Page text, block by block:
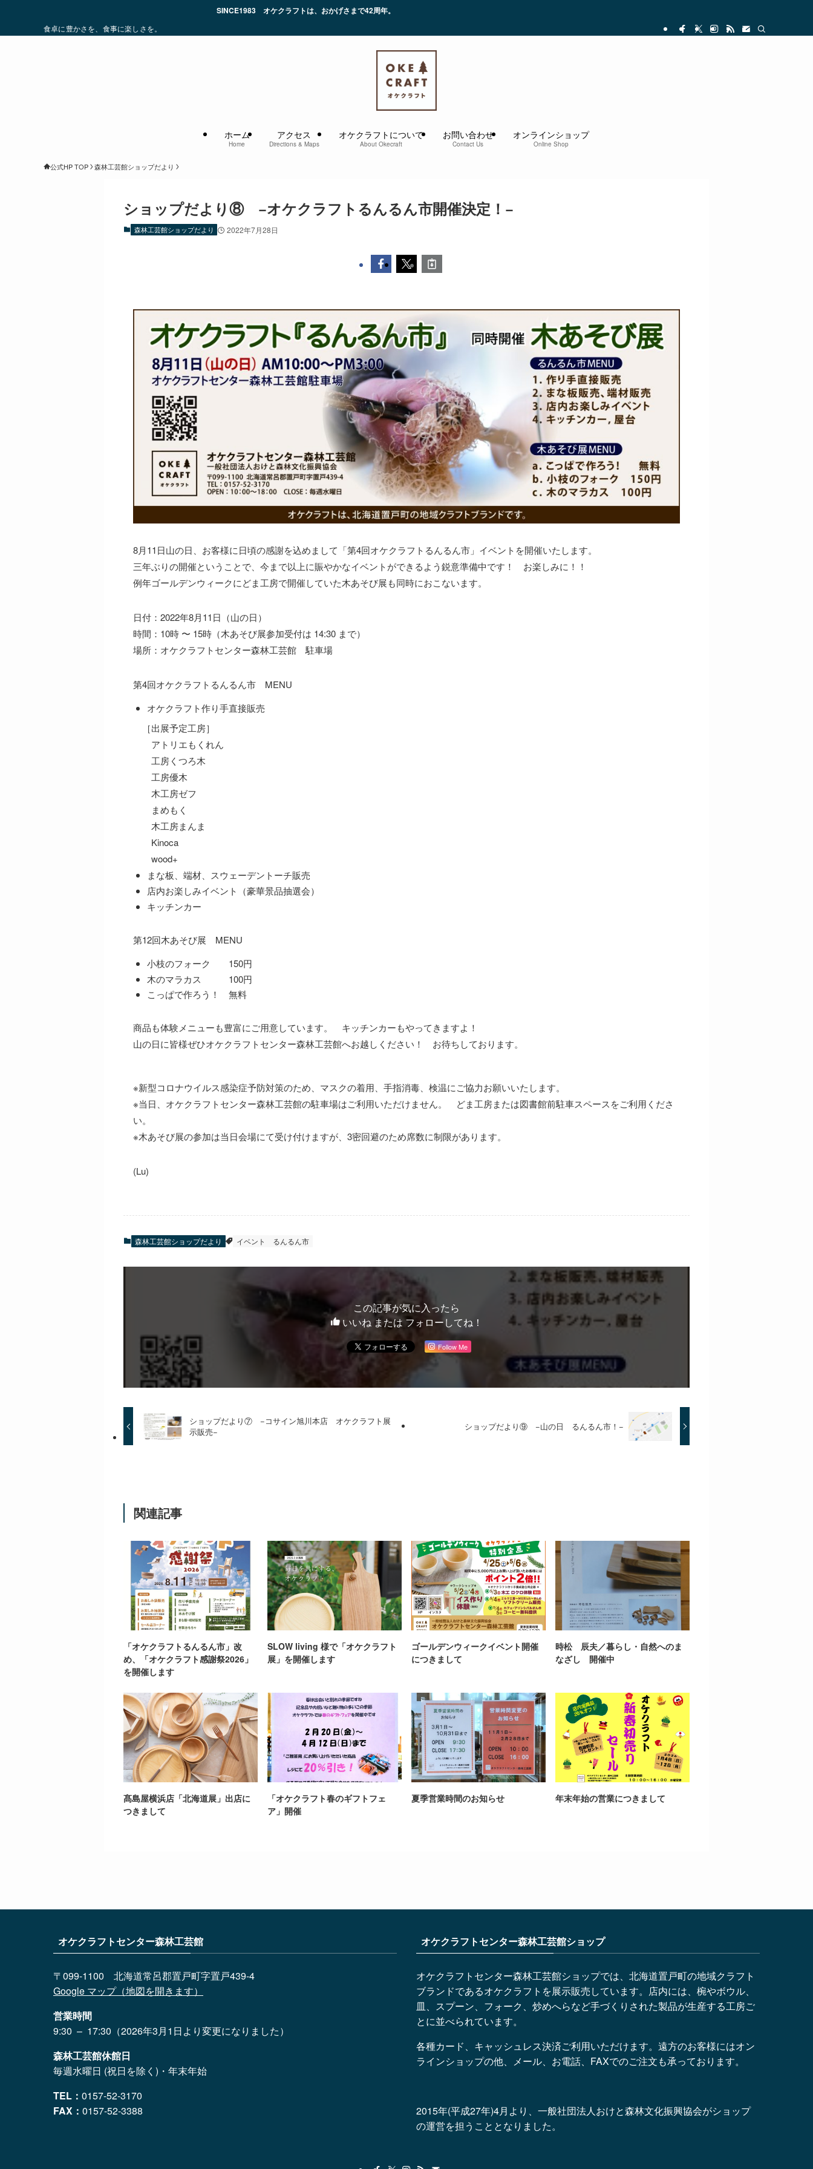
SINCE1983 オケクラフトは、おかげさまで42周年。
食卓に豊かさを、食事に楽しさを。
ホーム
Home
アクセス
Directions & Maps
オケクラフトについて
About Okecraft
お問い合わせ
Contact Us
オンラインショップ
Online Shop
公式HP TOP 森林工芸館ショップだより
ショップだより⑧ −オケクラフトるんるん市開催決定！−
森林工芸館ショップだより 2022年7月28日
8月11日山の日、お客様に日頃の感謝を込めまして「第4回オケクラフトるんるん市」イベントを開催いたします。
三年ぶりの開催ということで、今まで以上に賑やかなイベントができるよう鋭意準備中です！ お楽しみに！！
例年ゴールデンウィークにどま工房で開催していた木あそび展も同時におこないます。
日付：2022年8月11日（山の日）
時間：10時 〜 15時（木あそび展参加受付は 14:30 まで）
場所：オケクラフトセンター森林工芸館 駐車場
第4回オケクラフトるんるん市 MENU
オケクラフト作り手直接販売
［出展予定工房］
アトリエもくれん
工房くつろ木
工房優木
木工房ゼフ
まめもく
木工房まんま
Kinoca
wood+
まな板、端材、スウェーデントーチ販売
店内お楽しみイベント（豪華景品抽選会）
キッチンカー
第12回木あそび展 MENU
小枝のフォーク 150円
木のマラカス 100円
こっぱで作ろう！ 無料
商品も体験メニューも豊富にご用意しています。 キッチンカーもやってきますよ！
山の日に皆様ぜひオケクラフトセンター森林工芸館へお越しください！ お待ちしております。
※新型コロナウイルス感染症予防対策のため、マスクの着用、手指消毒、検温にご協力お願いいたします。
※当日、オケクラフトセンター森林工芸館の駐車場はご利用いただけません。 どま工房または図書館前駐車スペースをご利用くださ
い。
※木あそび展の参加は当日会場にて受け付けますが、3密回避のため席数に制限があります。
(Lu)
森林工芸館ショップだより イベント るんるん市
この記事が気に入ったら
いいね または フォローしてね！
Follow Me
ショップだより⑦ −コサイン旭川本店 オケクラフト展
示販売−
ショップだより⑨ −山の日 るんるん市！−
関連記事
「オケクラフトるんるん市」改
め、「オケクラフト感謝祭2026」
を開催します
SLOW living 様で「オケクラフト
展」を開催します
ゴールデンウィークイベント開催
につきまして
時松 辰夫／暮らし・自然へのま
なざし 開催中
髙島屋横浜店「北海道展」出店に
つきまして
「オケクラフト春のギフトフェ
ア」開催
夏季営業時間のお知らせ 年末年始の営業につきまして
オケクラフトセンター森林工芸館
〒099-1100 北海道常呂郡置戸町字置戸439-4
Google マップ（地図を開きます）
営業時間
9:30 – 17:30（2026年3月1日より変更になりました）
森林工芸館休館日
毎週水曜日 (祝日を除く)・年末年始
TEL： 0157-52-3170
FAX： 0157-52-3388
オケクラフトセンター森林工芸館ショップ
オケクラフトセンター森林工芸館ショップでは、北海道置戸町の地域クラフト
ブランドであるオケクラフトを展示販売しています。店内には、椀やボウル、
皿、スプーン、フォーク、炒めへらなど手づくりされた製品が生産する工房ご
とに並べられています。
各種カード、キャッシュレス決済ご利用いただけます。遠方のお客様にはオン
ラインショップの他、メール、お電話、FAXでのご注文も承っております。
2015年(平成27年)4月より、一般社団法人おけと森林文化振興協会がショップ
の運営を担うこととなりました。